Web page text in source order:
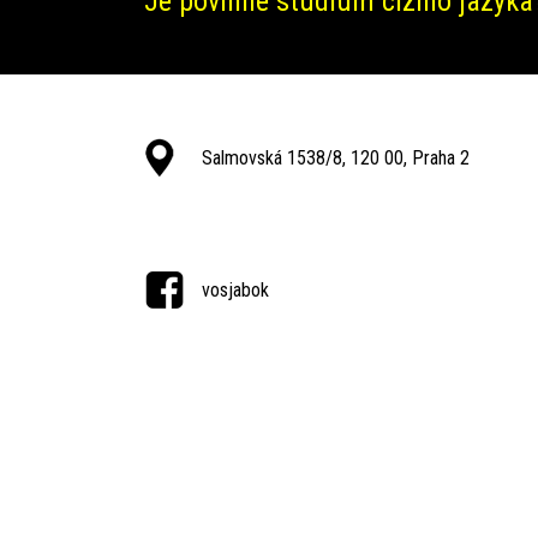
Salmovská 1538/8, 120 00, Praha 2
vosjabok